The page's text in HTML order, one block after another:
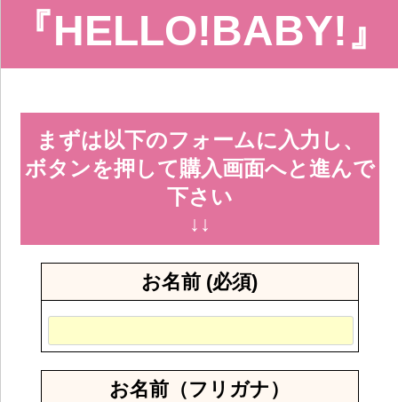
『HELLO!BABY!』
まずは以下のフォームに入力し、
ボタンを押して購入画面へと進んで
下さい
↓↓
お名前 (必須)
お名前（フリガナ）